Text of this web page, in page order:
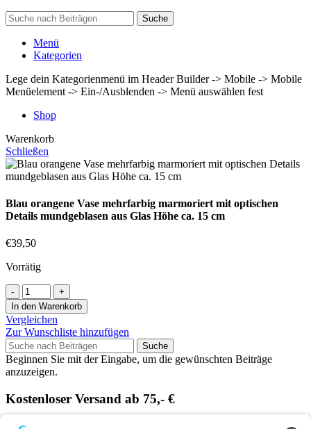
Suche
Menü
Kategorien
Lege dein Kategorienmenü im Header Builder -> Mobile -> Mobile
Menüelement -> Ein-/Ausblenden -> Menü auswählen fest
Shop
Warenkorb
Schließen
Blau orangene Vase mehrfarbig marmoriert mit optischen
Details mundgeblasen aus Glas Höhe ca. 15 cm
€39,50
Vorrätig
Blau
orangene
Vase
mehrfarbig
marmoriert
mit
optischen
Details
aus
Glas
In den Warenkorb
Vergleichen
Zur Wunschliste hinzufügen
Suche
Beginnen Sie mit der Eingabe, um die gewünschten Beiträge
anzuzeigen.
Kostenloser Versand ab 75,- €